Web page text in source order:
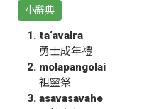
小辭典
ta‘avalra
勇士成年禮
molapangolai
祖靈祭
asavasavahe